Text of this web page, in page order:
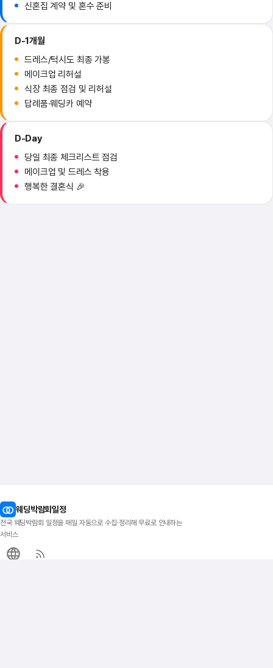
신혼집 계약 및 혼수 준비
D-1개월
드레스/턱시도 최종 가봉
메이크업 리허설
식장 최종 점검 및 리허설
답례품·웨딩카 예약
D-Day
당일 최종 체크리스트 점검
메이크업 및 드레스 착용
행복한 결혼식 🎉
웨딩박람회일정
전국 웨딩박람회 일정을 매일 자동으로 수집·정리해 무료로 안내하는
서비스
이지티켓